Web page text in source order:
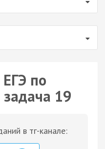
по
19
в тг-канале: